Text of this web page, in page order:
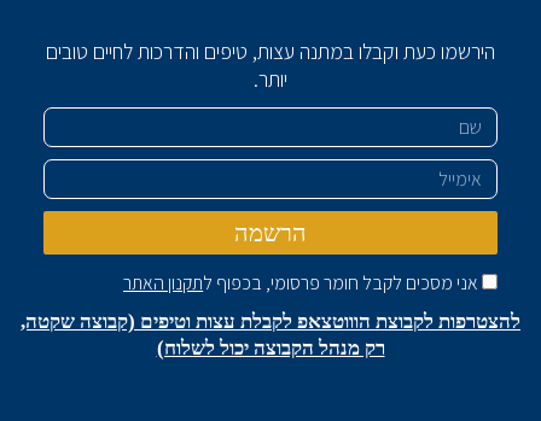
הירשמו כעת וקבלו במתנה עצות, טיפים והדרכות לחיים טובים
יותר.
שם
אימייל
אני מסכים לקבל חומר פרסומי, בכפוף לתקנון האתר
הרשמה
להצטרפות לקבוצת הוווטצאפ לקבלת עצות וטיפים (קבוצה שקטה,
רק מנהל הקבוצה יכול לשלוח)